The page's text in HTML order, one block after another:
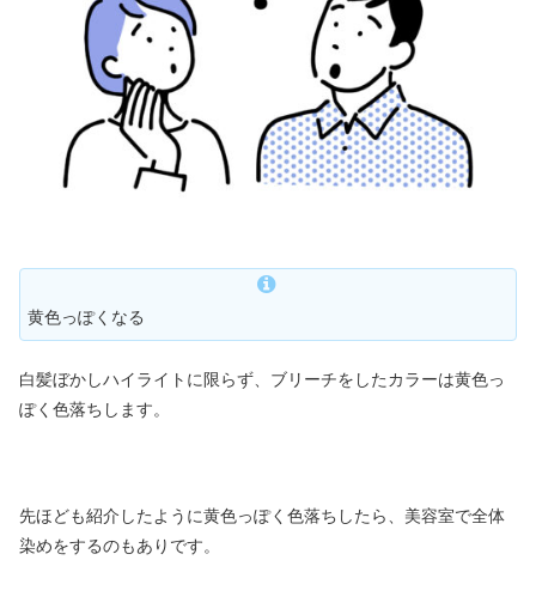
黄色っぽくなる
白髪ぼかしハイライトに限らず、ブリーチをしたカラーは黄色っ
ぽく色落ちします。
先ほども紹介したように黄色っぽく色落ちしたら、美容室で全体
染めをするのもありです。